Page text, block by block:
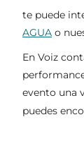
te puede
AGUA o
En Voiz
evento una
puedes